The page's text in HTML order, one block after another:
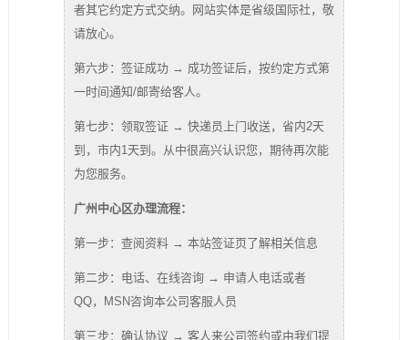
者其它约定方式交纳。网站实体是省级国际社，敬
请放心。
第六步：签证成功 → 成功签证后，按约定方式第
一时间通知/邮寄给客人。
第七步：领取签证 → 快递员上门收送，省内2天
到，市内1天到。从中很高兴认识您，期待再次能
为您服务。
广州中心区办理流程：
第一步：查阅资料 → 本站签证页了解相关信息
第二步：电话、在线咨询 → 申请人电话或者
QQ，MSN咨询本公司客服人员
第三步：确认协议 → 客人来公司签约或由我们提